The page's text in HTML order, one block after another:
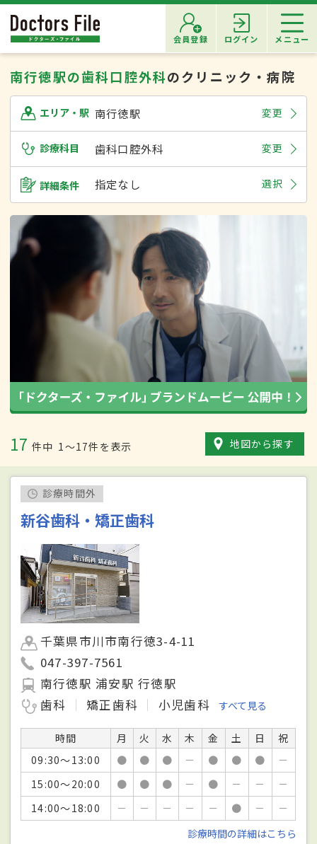
会員登録 ログイン メニュー
南行徳駅の歯科口腔外科のクリニック・病院
エリア・駅 南行徳駅 変更
診療科目 歯科口腔外科 変更
詳細条件 指定なし 選択
17 件中 1〜17件を表示 地図から探す
診療時間外
新谷歯科・矯正歯科
千葉県市川市南行徳3-4-11
047-397-7561
南行徳駅 浦安駅 行徳駅
歯科
矯正歯科 小児歯科 すべて見る
時間 月 火 水 木 金 土 日
祝
09:30～13:00
● ● ● － ● ● ●
－
15:00～20:00
● ● ● － ● － －
－
14:00～18:00
－ － － － － ● －
－
診療時間の詳細はこちら